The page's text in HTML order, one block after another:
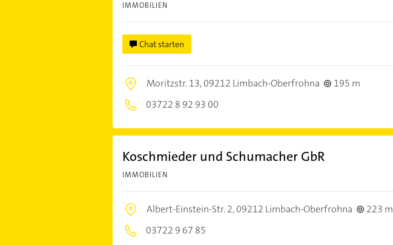
IMMOBILIEN
Chat starten
Moritzstr. 13,09212 Limbach-Oberfrohna
195 m
03722 8 92 93 00
Koschmieder und Schumacher GbR
IMMOBILIEN
Albert-Einstein-Str. 2,09212 Limbach-Oberfrohna
223 m
03722 9 67 85